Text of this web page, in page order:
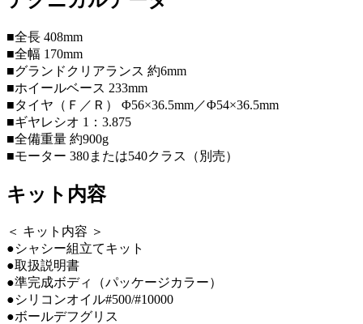
■全長 408mm
■全幅 170mm
■グランドクリアランス 約6mm
■ホイールベース 233mm
■タイヤ（Ｆ／Ｒ） Φ56×36.5mm／Φ54×36.5mm
■ギヤレシオ 1：3.875
■全備重量 約900g
■モーター 380または540クラス（別売）
キット内容
＜ キット内容 ＞
●シャシー組立てキット
●取扱説明書
●準完成ボディ（パッケージカラー）
●シリコンオイル#500/#10000
●ボールデフグリス